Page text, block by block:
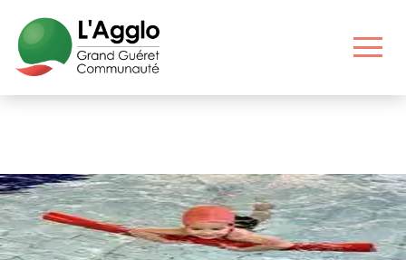
Aller
au
contenu
principal
Aller
au
menu
principal
Aller
aux
liens
utiles
Aller
au
pied
de
page